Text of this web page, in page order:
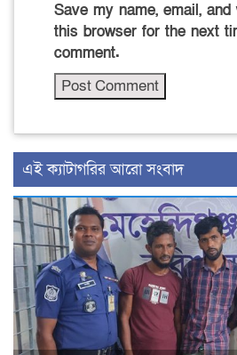
Save my name, email,
this browser for the next
comment.
‍এই ক্যাটাগরির ‍আরো সংবাদ